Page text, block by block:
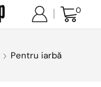
0
Pentru iarbă